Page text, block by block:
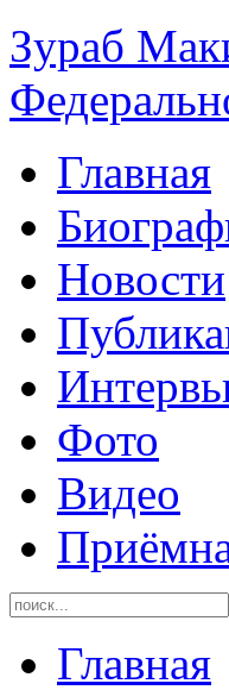
Зураб
Главная
Новости
Фото
Видео
Главная